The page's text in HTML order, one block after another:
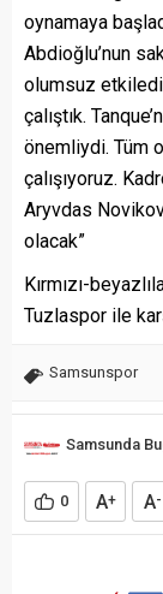
oynamaya
Abdioğlu’nun
olumsuz
çalıştık.
önemliydi. Tüm
çalışıyoruz.
Aryvdas
olacak”
Kırmızı-
Tuzlaspor ile
Samsunspor
Samsunda
0 A+ A-